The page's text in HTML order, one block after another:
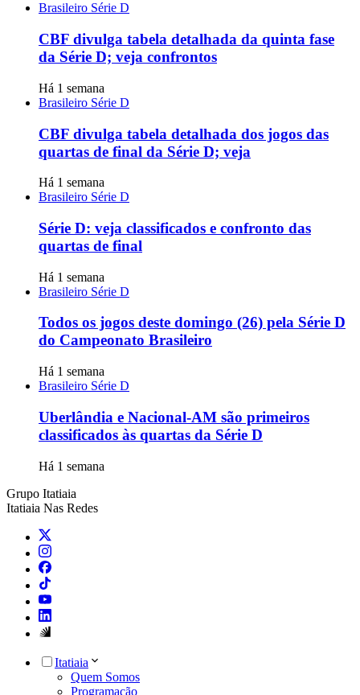
Brasileiro Série D
CBF divulga tabela detalhada da quinta fase
da Série D; veja confrontos
Há 1 semana
Brasileiro Série D
CBF divulga tabela detalhada dos jogos das
quartas de final da Série D; veja
Há 1 semana
Brasileiro Série D
Série D: veja classificados e confronto das
quartas de final
Há 1 semana
Brasileiro Série D
Todos os jogos deste domingo (26) pela Série D
do Campeonato Brasileiro
Há 1 semana
Brasileiro Série D
Uberlândia e Nacional-AM são primeiros
classificados às quartas da Série D
Há 1 semana
Grupo Itatiaia
Itatiaia Nas Redes
Itatiaia
Quem Somos
Programação